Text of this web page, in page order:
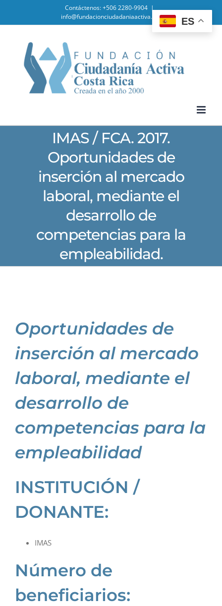
to
Contáctenos: +506 2280-9904 |
info@fundacionciudadaniaactiva.org
IMAS / FCA. 2017.
Oportunidades de
inserción al mercado
laboral, mediante el
desarrollo de
competencias para la
empleabilidad.
Oportunidades de
inserción al mercado
laboral, mediante el
desarrollo de
competencias para la
empleabilidad
INSTITUCIÓN /
DONANTE:
IMAS
Número de
beneficiarios:
ES